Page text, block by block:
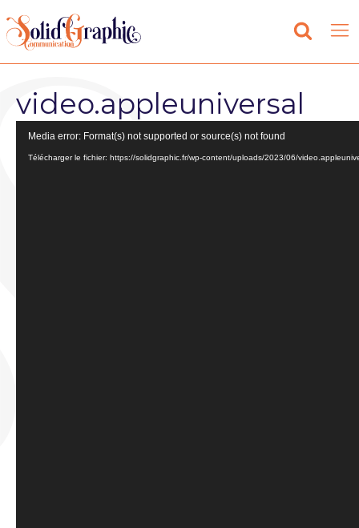
video.appleuniversal
vidéo
Media error: Format(s) not supported or source(s) not found
Télécharger le fichier: https://solidgraphic.fr/wp-content/uploads/2023/06/